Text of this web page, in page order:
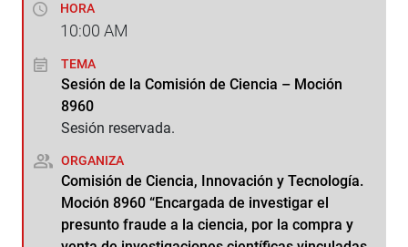
HORA
10:00 AM
TEMA
Sesión de la Comisión de Ciencia – Moción
8960
Sesión reservada.
ORGANIZA
Comisión de Ciencia, Innovación y Tecnología.
Moción 8960 “Encargada de investigar el
presunto fraude a la ciencia, por la compra y